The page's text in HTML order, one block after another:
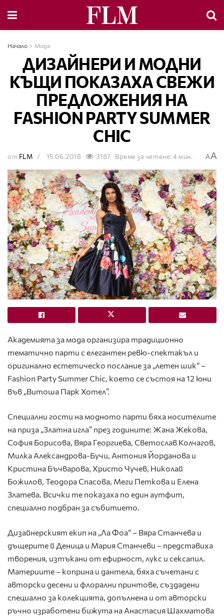
Начало Мода
ДИЗАЙНЕРИ И МОДНИ
КЪЩИ ПОКАЗАХА СВЕЖИ
ПРЕДЛОЖЕНИЯ НА
FASHION PARTY SUMMER
CHIC
от FLM 15.06.2018 3187 Време за четене: 4 мин. AA
Академията за мода организира традиционно
тематично парти с елегантен ревю-спектакъл и
оригинално естетическо послание за „летен шик“ –
Fashion Party Summer Chic, което се състоя на 12 юни
във „Витоша Парк Хотел”.
Специални гости на модното парти бяха носителите
на приза „Златна игла” през годините: Жана Жекова,
София Борисова, Вяра Георгиева, Светослав Колчагов,
Милка Александрова-Бучи, Антония Йорданова и
Кристина Бъчварова, Христо Чучев, Николай
Божилов, Теодора Спасова, Меги Петкова и Елена
Златева. Всички те показаха по един аутфит,
специално подбран за събитието.
Дизайнерският екип на „Ла Фоа“ – Вяра Станчева и
дъщерите й Деница и Мария Станчеви – представиха
творения, изтъкани от ефирност, лукс и сексапил.
Материите – коприна и дантела, бяха съчетани с
авторски десени и флорални принтове, създадени
специално за колекцията, допълнена и от авторски
ръчно изработени бижута на Анастасия Шахматова